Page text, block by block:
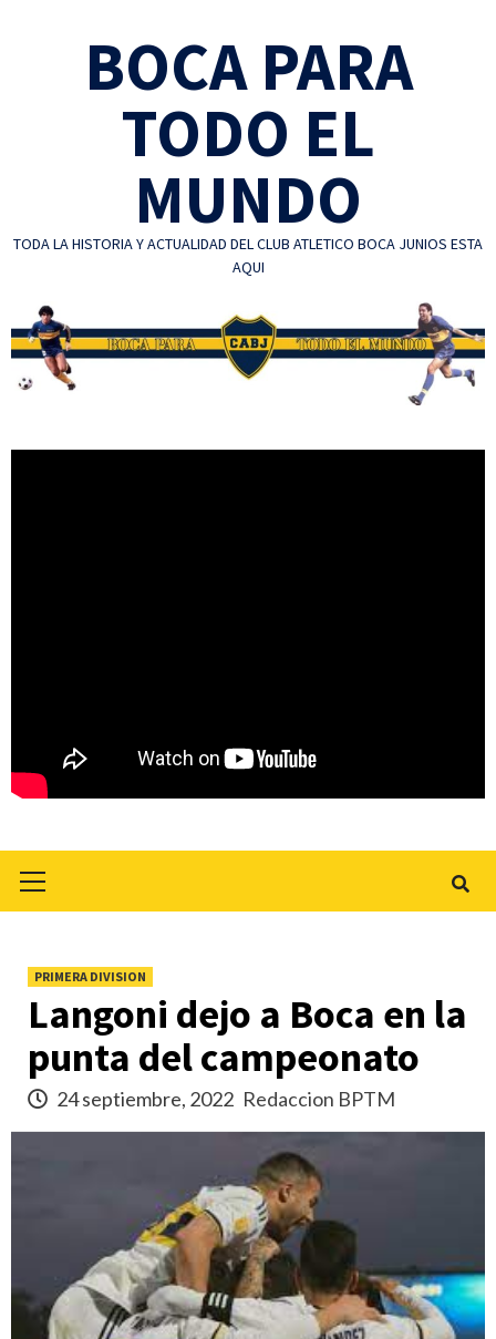
BOCA PARA
TODO EL
MUNDO
TODA LA HISTORIA Y ACTUALIDAD DEL CLUB ATLETICO BOCA JUNIOS ESTA
AQUI
Menu
PRIMERA DIVISION
Langoni dejo a Boca en la
punta del campeonato
24 septiembre, 2022 Redaccion BPTM